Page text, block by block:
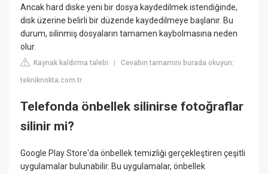
Ancak hard diske yeni bir dosya kaydedilmek istendiğinde,
disk üzerine belirli bir düzende kaydedilmeye başlanır. Bu
durum, silinmiş dosyaların tamamen kaybolmasına neden
olur.
Kaynak kaldırma talebi |Cevabın tamamını burada okuyun:
tekniknokta.com.tr
Telefonda önbellek silinirse fotoğraflar
silinir mi?
Google Play Store'da önbellek temizliği gerçekleştiren çeşitli
uygulamalar bulunabilir. Bu uygulamalar, önbellek